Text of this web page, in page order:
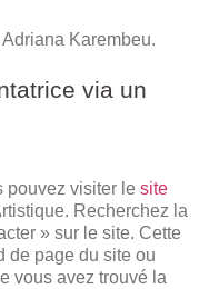
Karembeu.
via un
pouvez visiter le site
Recherchez la
» sur le site. Cette
de page du site ou
vous avez trouvé la